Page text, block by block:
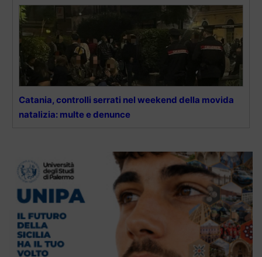
Catania, controlli serrati nel weekend della movida
natalizia: multe e denunce